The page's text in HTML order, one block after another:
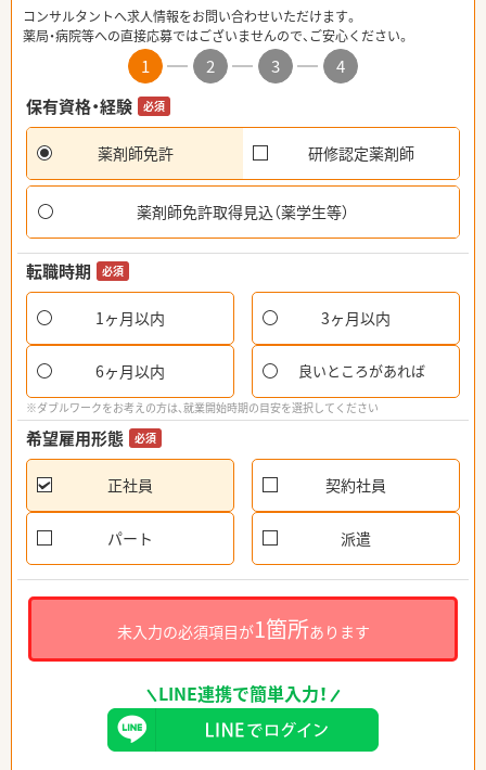
コンサルタントへ求人情報をお問い合わせいただけます。
薬局・病院等への直接応募ではございませんので、ご安心ください。
1 2 3
4
保有資格・経験
必須
薬剤師免許 研修認定薬剤師
薬剤師免許取得見込（薬学生等）
転職時期 必須
1ヶ月以内 3ヶ月以内
6ヶ月以内 良いところがあれば
※ダブルワークをお考えの方は、就業開始時期の目安を選択してください
希望雇用形態 必須
正社員 契約社員
パート 派遣
未入力の必須項目が1箇所あります
LINE連携で簡単入力！